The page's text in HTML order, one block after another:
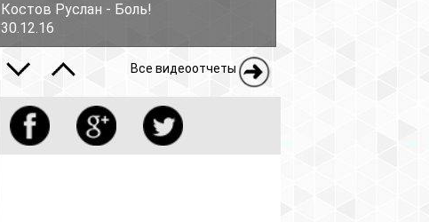
Костов Руслан - Боль!
30.12.16
Все видеоотчеты